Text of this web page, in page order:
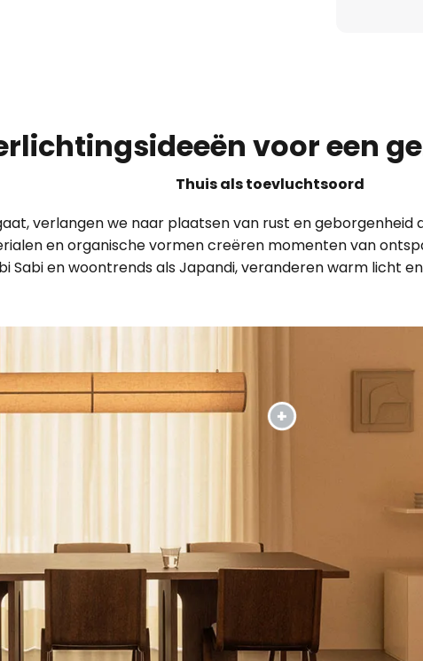
voor een
Thuis als toevluchtsoord
verlangen we naar plaatsen van rust en
en organische vormen creëren momenten van
Sabi en woontrends als Japandi, veranderen warm licht